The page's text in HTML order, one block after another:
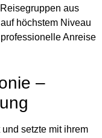
aus
höchstem Niveau
Anreise
–
setzte mit ihrem